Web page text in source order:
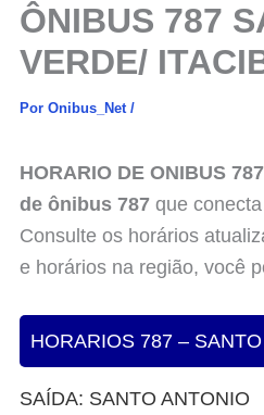
ÔNIBUS 787
VERDE/
Por Onibus_Net /
HORARIO DE ONIBUS
de ônibus 787 que
Consulte os horários
e horários na região, você
HORARIOS 787 –
SAÍDA: SANTO ANTONIO